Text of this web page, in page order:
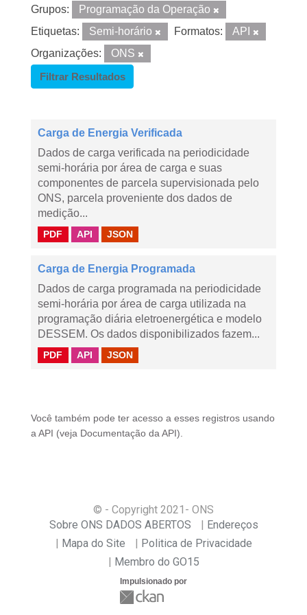
Grupos:
Programação da Operação
Etiquetas:
Semi-horário Formatos:
API
Organizações:
ONS
Filtrar Resultados
Carga de Energia Verificada
Dados de carga verificada na periodicidade
semi-horária por área de carga e suas
componentes de parcela supervisionada pelo
ONS, parcela proveniente dos dados de
medição...
PDF API JSON
Carga de Energia Programada
Dados de carga programada na periodicidade
semi-horária por área de carga utilizada na
programação diária eletroenergética e modelo
DESSEM. Os dados disponibilizados fazem...
PDF API JSON
Você também pode ter acesso a esses registros usando
a API (veja Documentação da API ).
© - Copyright 2021 - ONS
Sobre ONS DADOS ABERTOS
Endereços
Mapa do Site
Politica de Privacidade
Membro do GO15
Impulsionado por